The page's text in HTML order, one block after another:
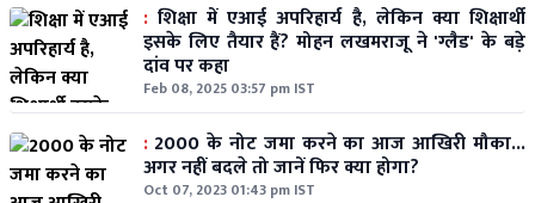
: शिक्षा में एआई अपरिहार्य है, लेकिन क्या शिक्षार्थी
इसके लिए तैयार हैं? मोहन लखमराजू ने 'ग्लैड' के बड़े
दांव पर कहा
Feb 08, 2025 03:57 pm IST
:2000 के नोट जमा करने का आज आखिरी मौका...
अगर नहीं बदले तो जानें फिर क्या होगा?
Oct 07, 2023 01:43 pm IST